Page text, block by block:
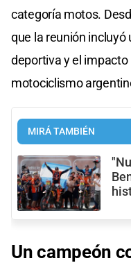
categoría motos.
que la reunión incluyó
deportiva y el
motociclismo
MIRÁ TAMBIÉN
Un campeón